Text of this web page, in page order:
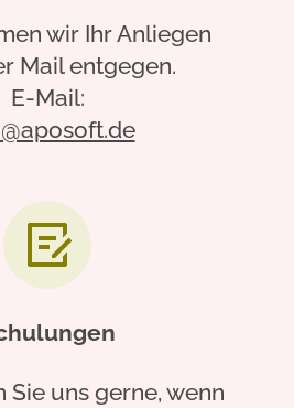
wir Ihr Anliegen
Mail entgegen.
E-Mail:
Sie uns gerne, wenn